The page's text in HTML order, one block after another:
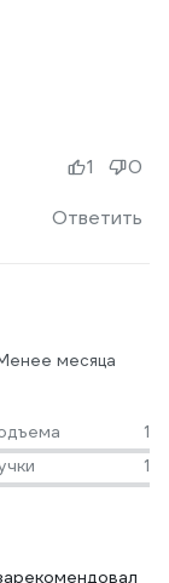
Ответить
1 0
месяца
1
1